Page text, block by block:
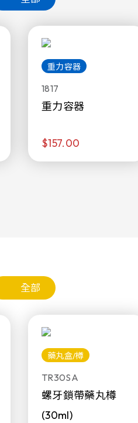
重力容器
1817
重力容器
$157.00
全部
藥丸盒/樽
TR30SA
螺牙鎖帶藥丸樽
(30ml)